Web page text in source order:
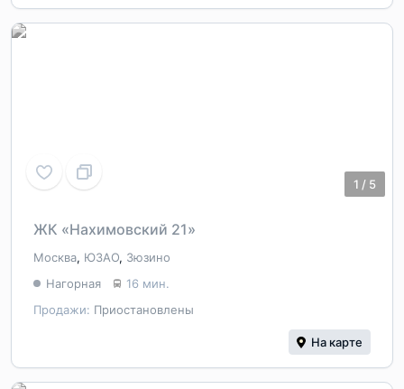
1 / 5
ЖК «Нахимовский 21»
Москва, ЮЗАО, Зюзино
Продажи: Приостановлены
Нагорная 16 мин.
На карте